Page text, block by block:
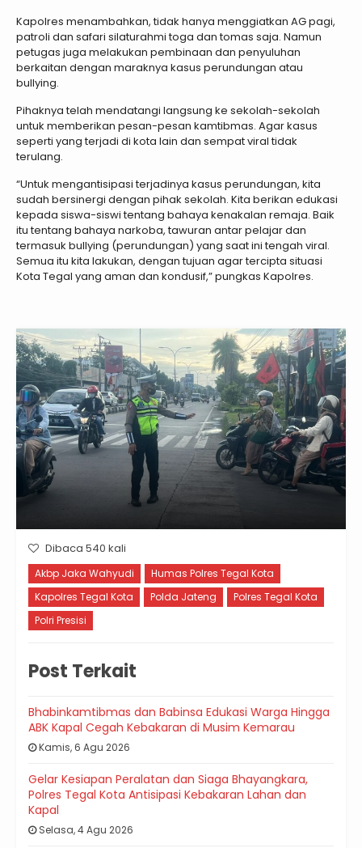
Kapolres menambahkan, tidak hanya menggiatkan AG pagi,
patroli dan safari silaturahmi toga dan tomas saja. Namun
petugas juga melakukan pembinaan dan penyuluhan
berkaitan dengan maraknya kasus perundungan atau
bullying.
Pihaknya telah mendatangi langsung ke sekolah-sekolah
untuk memberikan pesan-pesan kamtibmas. Agar kasus
seperti yang terjadi di kota lain dan sempat viral tidak
terulang.
“Untuk mengantisipasi terjadinya kasus perundungan, kita
sudah bersinergi dengan pihak sekolah. Kita berikan edukasi
kepada siswa-siswi tentang bahaya kenakalan remaja. Baik
itu tentang bahaya narkoba, tawuran antar pelajar dan
termasuk bullying (perundungan) yang saat ini tengah viral.
Semua itu kita lakukan, dengan tujuan agar tercipta situasi
Kota Tegal yang aman dan kondusif,” pungkas Kapolres.
Dibaca 540 kali
Akbp Jaka Wahyudi
Humas Polres Tegal Kota
Kapolres Tegal Kota
Polda Jateng
Polres Tegal Kota
Polri Presisi
Post Terkait
Bhabinkamtibmas dan Babinsa Edukasi Warga Hingga
ABK Kapal Cegah Kebakaran di Musim Kemarau
Kamis, 6 Agu 2026
Gelar Kesiapan Peralatan dan Siaga Bhayangkara,
Polres Tegal Kota Antisipasi Kebakaran Lahan dan
Kapal
Selasa, 4 Agu 2026